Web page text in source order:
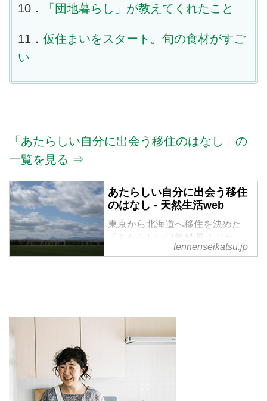
10． 「団地暮らし」が教えてくれたこと
11． 仮住まいをスタート。旬の食材がすご
い
「あたらしい自分に出会う移住のはなし」の
一覧を見る ⇒
あたらしい自分に出会う移住
のはなし - 天然生活web
東京から北海道へ移住を決めた
「あたらしい日常料理 ふじわ
ら」の藤原奈緒さん。今ある肩書
あたらしい自分に出逢っていく冒
tennenseikatsu.jp